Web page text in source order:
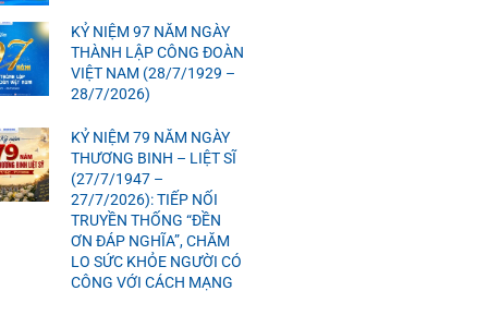
KỶ NIỆM 97 NĂM NGÀY
THÀNH LẬP CÔNG ĐOÀN
VIỆT NAM (28/7/1929 –
28/7/2026)
KỶ NIỆM 79 NĂM NGÀY
THƯƠNG BINH – LIỆT SĨ
(27/7/1947 –
27/7/2026): TIẾP NỐI
TRUYỀN THỐNG “ĐỀN
ƠN ĐÁP NGHĨA”, CHĂM
LO SỨC KHỎE NGƯỜI CÓ
CÔNG VỚI CÁCH MẠNG